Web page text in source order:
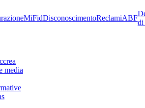
MiFidDisconoscimentoReclamiABF
di
media